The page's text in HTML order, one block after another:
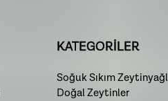
KATEGORİLER
Soğuk Sıkım
Doğal Zeytinler